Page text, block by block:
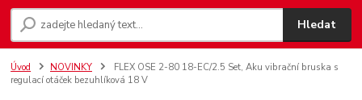
Hledat
Úvod NOVINKY
FLEX OSE 2-80 18-EC/2.5 Set, Aku vibrační bruska s
regulací otáček bezuhlíková 18 V